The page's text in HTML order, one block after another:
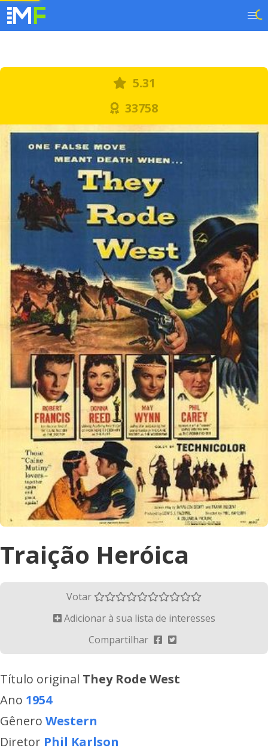
5.31
33758
Traição Heróica
Votar
Adicionar à sua lista de interesses
Compartilhar
Título original They Rode West
Ano 1954
Gênero Western
Diretor Phil Karlson